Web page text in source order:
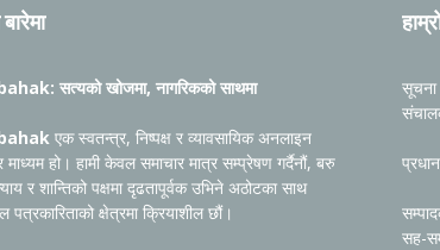
सत्यको खोजमा, नागरिकको साथमा
एक स्वतन्त्र, निष्पक्ष र व्यावसायिक अनलाइन
माध्यम हो। हामी केवल समाचार मात्र सम्प्रेषण गर्दैनौं, बरु
र शान्तिको पक्षमा दृढतापूर्वक उभिने अठोटका साथ
पत्रकारिताको क्षेत्रमा क्रियाशील छौं।
सूचना
सह-